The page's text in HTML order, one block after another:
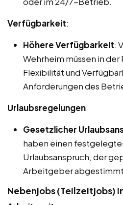
Verfügbarkeit:
Höhere Verfügbarkeit:
Wehrheim müssen in
Flexibilität und
Anforderungen des
Urlaubsregelungen:
Gesetzlicher
haben einen
Urlaubsanspruch, der
Arbeitgeber
Nebenjobs (Teilzeitjobs)